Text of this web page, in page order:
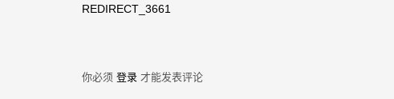
REDIRECT_3661
你必须 登录 才能发表评论